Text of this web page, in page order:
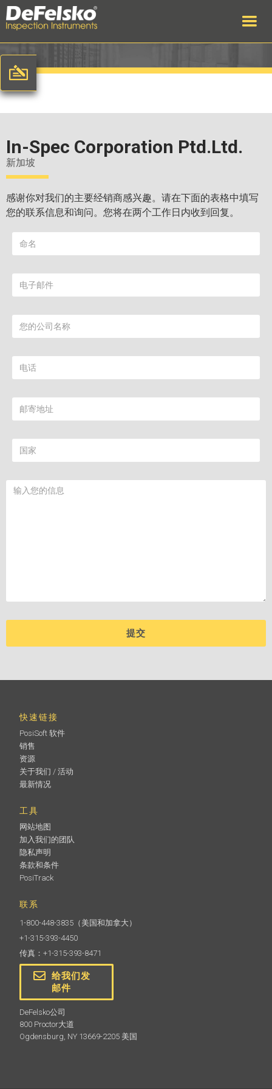
In-Spec Corporation Ptd.Ltd.
新加坡
感谢你对我们的主要经销商感兴趣。请在下面的表格中填写
您的联系信息和询问。您将在两个工作日内收到回复。
快速链接
PosiSoft 软件
销售
资源
关于我们 / 活动
最新情况
工具
网站地图
加入我们的团队
隐私声明
条款和条件
PosiTrack
联系
1-800-448-3835 （美国和加拿大）
+1-315-393-4450
传真：+1-315-393-8471
给我们发
邮件
DeFelsko公司
800 Proctor大道
Ogdensburg, NY 13669-2205 美国